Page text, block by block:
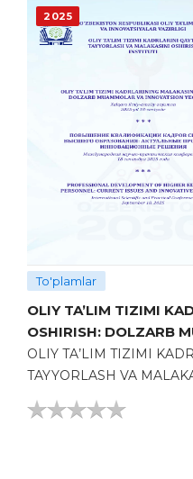
2013
2012(97)
2009(15)
2008(4)
2005(4)
2004(2)
2000(1)
2025
To'plamlar
OLIY TA’LIM TIZIMI
OSHIRISH: DOLZARB MUAMMOLAR VA
INNOVATSION
OLIY TA’LIM TIZIMI
TAYYORLASH VA